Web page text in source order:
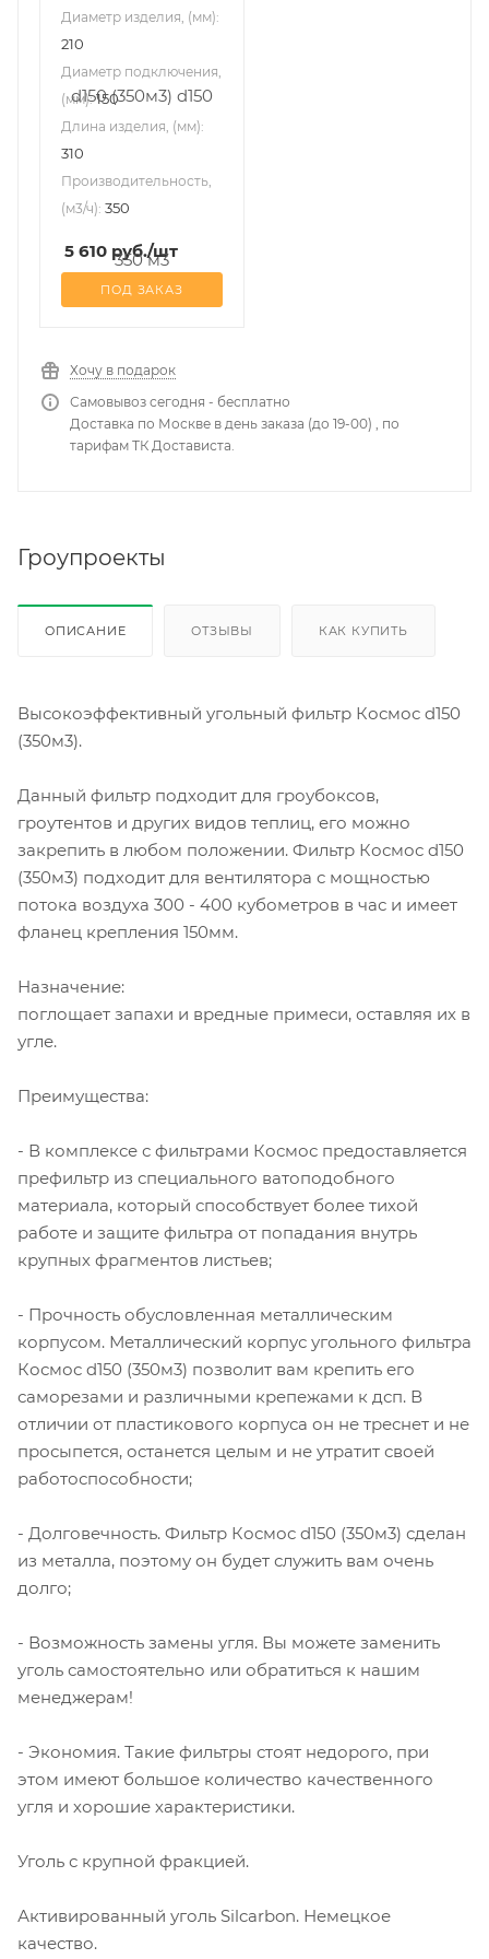
Диаметр изделия, (мм):
210
Диаметр подключения,
(мм): 150
Длина изделия, (мм):
310
Производительность,
(м3/ч): 350
5 610 руб./шт
ПОД ЗАКАЗ
Хочу в подарок
Самовывоз сегодня - бесплатно
Доставка по Москве в день заказа (до 19-00) , по
тарифам ТК Достависта.
Гроупроекты
ОПИСАНИЕ ОТЗЫВЫ КАК КУПИТЬ
Высокоэффективный угольный фильтр Космос d150
(350м3).
Данный фильтр подходит для гроубоксов,
гроутентов и других видов теплиц, его можно
закрепить в любом положении. Фильтр Космос d150
(350м3) подходит для вентилятора с мощностью
потока воздуха 300 - 400 кубометров в час и имеет
фланец крепления 150мм.
Назначение:
поглощает запахи и вредные примеси, оставляя их в
угле.
Преимущества:
- В комплексе с фильтрами Космос предоставляется
префильтр из специального ватоподобного
материала, который способствует более тихой
работе и защите фильтра от попадания внутрь
крупных фрагментов листьев;
- Прочность обусловленная металлическим
корпусом. Металлический корпус угольного фильтра
Космос d150 (350м3) позволит вам крепить его
саморезами и различными крепежами к дсп. В
отличии от пластикового корпуса он не треснет и не
просыпется, останется целым и не утратит своей
работоспособности;
- Долговечность. Фильтр Космос d150 (350м3) сделан
из металла, поэтому он будет служить вам очень
долго;
- Возможность замены угля. Вы можете заменить
уголь самостоятельно или обратиться к нашим
менеджерам!
- Экономия. Такие фильтры стоят недорого, при
этом имеют большое количество качественного
угля и хорошие характеристики.
Уголь с крупной фракцией.
Активированный уголь Silcarbon. Немецкое
качество.